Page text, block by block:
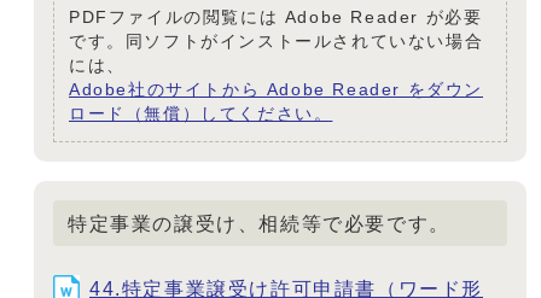
PDFファイルの閲覧には Adobe Reader が必要
です。同ソフトがインストールされていない場合
には、
Adobe社のサイトから Adobe Reader をダウン
ロード（無償）してください。
特定事業の譲受け、相続等で必要です。
44.特定事業譲受け許可申請書（ワード形